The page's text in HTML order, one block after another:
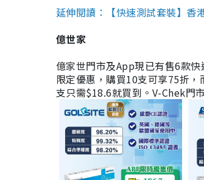
延伸閱讀：【快速測試套裝】
億世家
億家世門市及App現已有售6款
限定優惠，購買10支可享75折
支只需$18.6就買到。V-Chek門